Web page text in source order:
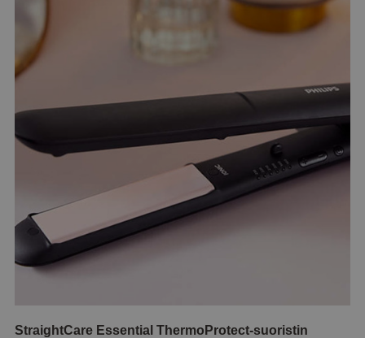
StraightCare Essential ThermoProtect-suoristin